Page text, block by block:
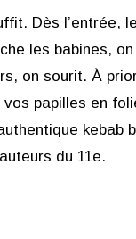
Dès l’entrée,
les babines,
on sourit. À
papilles en
kebab
du 11e.